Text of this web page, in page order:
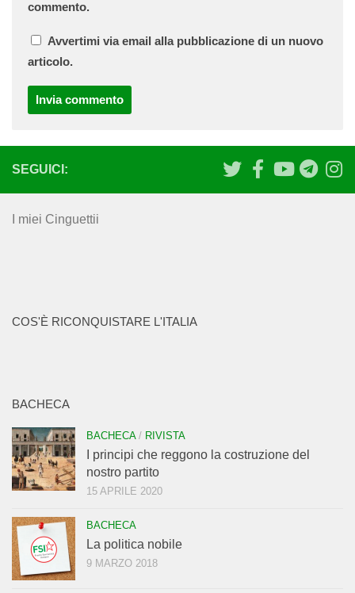
commento.
Avvertimi via email alla pubblicazione di un nuovo
articolo.
SEGUICI:
I miei Cinguettii
COS'È RICONQUISTARE L'ITALIA
BACHECA
BACHECA/ RIVISTA
I principi che reggono la costruzione del
nostro partito
15 APRILE 2020
BACHECA
La politica nobile
9 MARZO 2018